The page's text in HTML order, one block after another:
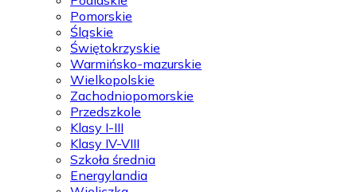
Pomorskie
Śląskie
Świętokrzyskie
Warmińsko-mazurskie
Wielkopolskie
Zachodniopomorskie
Przedszkole
Klasy I-III
Klasy IV-VIII
Szkoła średnia
Energylandia